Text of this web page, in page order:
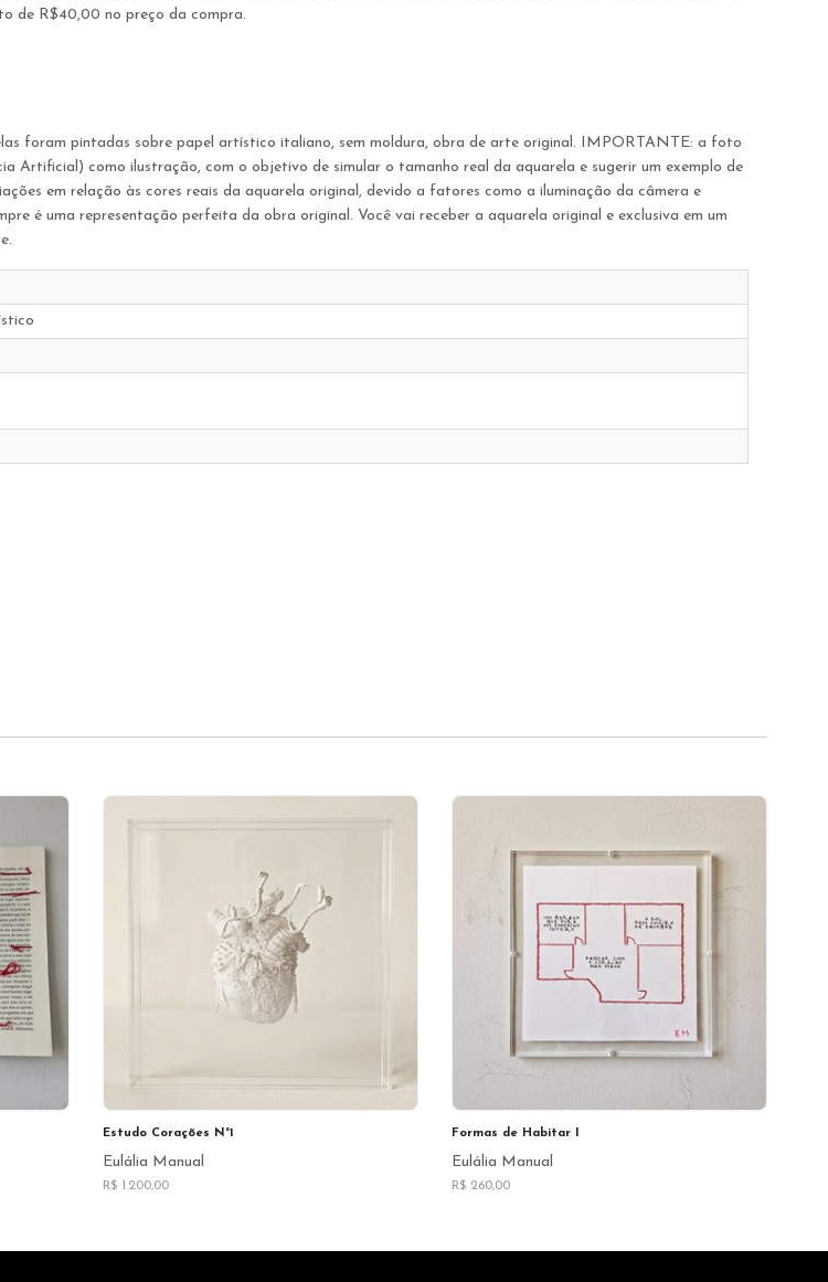
de R$40,00 no preço da compra.
foram pintadas sobre papel artístico italiano, sem moldura, obra de arte original. IMPORTANTE: a foto
Artificial) como ilustração, com o objetivo de simular o tamanho real da aquarela e sugerir um exemplo de
em relação às cores reais da aquarela original, devido a fatores como a iluminação da câmera e
é uma representação perfeita da obra original. Você vai receber a aquarela original e exclusiva em um
Estudo Corações N°1
Eulália Manual
R$ 1.200,00
Formas de Habitar I
Eulália Manual
R$ 260,00